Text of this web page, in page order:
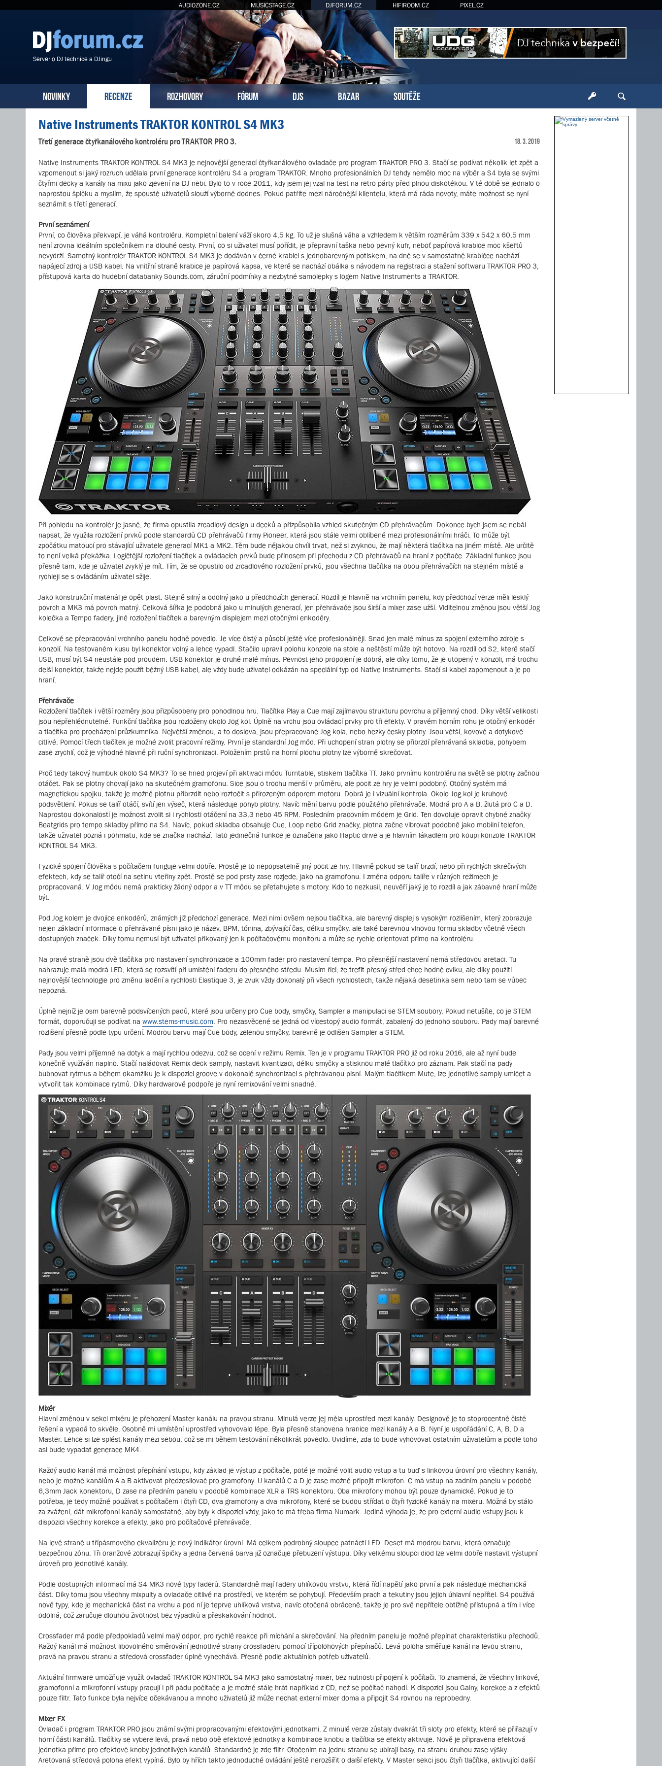
AUDIOZONE.CZ MUSICSTAGE.CZ DJFORUM.CZ HIFIROOM.CZ PIXEL.CZ
Server o DJ technice a DJingu
NOVINKY RECENZE ROZHOVORY FÓRUM DJS BAZAR SOUTĚŽE
Native Instruments TRAKTOR KONTROL S4 MK3
Třetí generace čtyřkanálového kontroléru pro TRAKTOR PRO 3. 18. 3. 2019
Native Instruments TRAKTOR KONTROL S4 MK3 je nejnovější generací čtyřkanálového ovladače pro program TRAKTOR PRO 3. Stačí se podívat několik let zpět a
vzpomenout si jaký rozruch udělala první generace kontroléru S4 a program TRAKTOR. Mnoho profesionálních DJ tehdy nemělo moc na výběr a S4 byla se svými
čtyřmi decky a kanály na mixu jako zjevení na DJ nebi. Bylo to v roce 2011, kdy jsem jej vzal na test na retro párty před plnou diskotékou. V té době se jednalo o
naprostou špičku a myslím, že spoustě uživatelů slouží výborně dodnes. Pokud patříte mezi náročnější klientelu, která má ráda novoty, máte možnost se nyní
seznámit s třetí generací.
První seznámení
První, co člověka překvapí, je váhá kontroléru. Kompletní balení váží skoro 4,5 kg. To už je slušná váha a vzhledem k větším rozměrům 339 x 542 x 60,5 mm
není zrovna ideálním společníkem na dlouhé cesty. První, co si uživatel musí pořídit, je přepravní taška nebo pevný kufr, neboť papírová krabice moc kšeftů
nevydrží. Samotný kontrolér TRAKTOR KONTROL S4 MK3 je dodáván v černé krabici s jednobarevným potiskem, na dně se v samostatné krabičce nachází
napájecí zdroj a USB kabel. Na vnitřní straně krabice je papírová kapsa, ve které se nachází obálka s návodem na registraci a stažení softwaru TRAKTOR PRO 3,
přístupová karta do hudební databanky Sounds.com, záruční podmínky a nezbytné samolepky s logem Native Instruments a TRAKTOR.
Při pohledu na kontrolér je jasné, že firma opustila zrcadlový design u decků a přizpůsobila vzhled skutečným CD přehrávačům. Dokonce bych jsem se nebál
napsat, že využila rozložení prvků podle standardů CD přehrávačů firmy Pioneer, která jsou stále velmi oblíbené mezi profesionálními hráči. To může být
zpočátku matoucí pro stávající uživatele generací MK1 a MK2. Těm bude nějakou chvíli trvat, než si zvyknou, že mají některá tlačítka na jiném místě. Ale určitě
to není velká překážka. Logičtější rozložení tlačítek a ovládacích prvků bude přínosem při přechodu z CD přehrávačů na hraní z počítače. Základní funkce jsou
přesně tam, kde je uživatel zvyklý je mít. Tím, že se opustilo od zrcadlového rozložení prvků, jsou všechna tlačítka na obou přehrávačích na stejném místě a
rychleji se s ovládáním uživatel sžije.
Jako konstrukční materiál je opět plast. Stejně silný a odolný jako u předchozích generací. Rozdíl je hlavně na vrchním panelu, kdy předchozí verze měli lesklý
povrch a MK3 má povrch matný. Celková šířka je podobná jako u minulých generací, jen přehrávače jsou širší a mixer zase užší. Viditelnou změnou jsou větší Jog
kolečka a Tempo fadery, jiné rozložení tlačítek a barevným displejem mezi otočnými enkodéry.
Celkově se přepracování vrchního panelu hodně povedlo. Je více čistý a působí ještě více profesionálněji. Snad jen malé mínus za spojení externího zdroje s
konzolí. Na testovaném kusu byl konektor volný a lehce vypadl. Stačilo upravil polohu konzole na stole a neštěstí může být hotovo. Na rozdíl od S2, které stačí
USB, musí být S4 neustále pod proudem. USB konektor je druhé malé mínus. Pevnost jeho propojení je dobrá, ale díky tomu, že je utopený v konzoli, má trochu
delší konektor, takže nejde použít běžný USB kabel, ale vždy bude uživatel odkázán na speciální typ od Native Instruments. Stačí si kabel zapomenout a je po
hraní.
Přehrávače
Rozložení tlačítek i větší rozměry jsou přizpůsobeny pro pohodlnou hru. Tlačítka Play a Cue mají zajímavou strukturu povrchu a příjemný chod. Díky větší velikosti
jsou nepřehlédnutelné. Funkční tlačítka jsou rozloženy okolo Jog kol. Úplně na vrchu jsou ovládací prvky pro tři efekty. V pravém horním rohu je otočný enkodér
a tlačítka pro procházení průzkumníka. Největší změnou, a to doslova, jsou přepracované Jog kola, nebo hezky česky plotny. Jsou větší, kovové a dotykově
citlivé. Pomocí třech tlačítek je možné zvolit pracovní režimy. První je standardní Jog mód. Při uchopení stran plotny se přibrzdí přehrávaná skladba, pohybem
zase zrychlí, což je výhodné hlavně při ruční synchronizaci. Položením prstů na horní plochu plotny lze výborně skrečovat.
Proč tedy takový humbuk okolo S4 MK3? To se hned projeví při aktivaci módu Turntable, stiskem tlačítka TT. Jako prvnímu kontroléru na světě se plotny začnou
otáčet. Pak se plotny chovají jako na skutečném gramofonu. Sice jsou o trochu menší v průměru, ale pocit ze hry je velmi podobný. Otočný systém má
magnetickou spojku, takže je možné plotnu přibrzdit nebo roztočit s přirozeným odporem motoru. Dobrá je i vizuální kontrola. Okolo Jog kol je kruhové
podsvětlení. Pokus se talíř otáčí, svítí jen výseč, která následuje pohyb plotny. Navíc mění barvu podle použitého přehrávače. Modrá pro A a B, žlutá pro C a D.
Naprostou dokonalostí je možnost zvolit si i rychlosti otáčení na 33,3 nebo 45 RPM. Posledním pracovním módem je Grid. Ten dovoluje opravit chybné značky
Beatgrids pro tempo skladby přímo na S4. Navíc, pokud skladba obsahuje Cue, Loop nebo Grid značky, plotna začne vibrovat podobně jako mobilní telefon,
takže uživatel pozná i pohmatu, kde se značka nachází. Tato jedinečná funkce je označena jako Haptic drive a je hlavním lákadlem pro koupi konzole TRAKTOR
KONTROL S4 MK3.
Fyzické spojení člověka s počítačem funguje velmi dobře. Prostě je to nepopsatelně jiný pocit ze hry. Hlavně pokud se talíř brzdí, nebo při rychlých skrečivých
efektech, kdy se talíř otočí na setinu vteřiny zpět. Prostě se pod prsty zase rozjede, jako na gramofonu. I změna odporu talíře v různých režimech je
propracovaná. V Jog módu nemá prakticky žádný odpor a v TT módu se přetahujete s motory. Kdo to nezkusil, neuvěří jaký je to rozdíl a jak zábavné hraní může
být.
Pod Jog kolem je dvojice enkodérů, známých již předchozí generace. Mezi nimi ovšem nejsou tlačítka, ale barevný displej s vysokým rozlišením, který zobrazuje
nejen základní informace o přehrávané písni jako je název, BPM, tónina, zbývající čas, délku smyčky, ale také barevnou vlnovou formu skladby včetně všech
dostupných značek. Díky tomu nemusí být uživatel přikovaný jen k počítačovému monitoru a může se rychle orientovat přímo na kontroléru.
Na pravé straně jsou dvě tlačítka pro nastavení synchronizace a 100mm fader pro nastavení tempa. Pro přesnější nastavení nemá středovou aretaci. Tu
nahrazuje malá modrá LED, která se rozsvítí při umístění faderu do přesného středu. Musím říci, že trefit přesný střed chce hodně cviku, ale díky použití
nejnovější technologie pro změnu ladění a rychlosti Elastique 3, je zvuk vždy dokonalý při všech rychlostech, takže nějaká desetinka sem nebo tam se vůbec
nepozná.
Úplně nejníž je osm barevně podsvícených padů, které jsou určeny pro Cue body, smyčky, Sampler a manipulaci se STEM soubory. Pokud netušíte, co je STEM
formát, doporučuji se podívat na www.stems-music.com . Pro nezasvěcené se jedná od vícestopý audio formát, zabalený do jednoho souboru. Pady mají barevné
rozlišení přesně podle typu určení. Modrou barvu mají Cue body, zelenou smyčky, barevně je odlišen Sampler a STEM.
Pady jsou velmi příjemné na dotyk a mají rychlou odezvu, což se ocení v režimu Remix. Ten je v programu TRAKTOR PRO již od roku 2016, ale až nyní bude
konečně využíván naplno. Stačí naládovat Remix deck samply, nastavit kvantizaci, délku smyčky a stisknou malé tlačítko pro záznam. Pak stačí na pady
bubnovat rytmus a během okamžiku je k dispozici groove v dokonalé synchronizaci s přehrávanou písní. Malým tlačítkem Mute, lze jednotlivé samply umlčet a
vytvořit tak kombinace rytmů. Díky hardwarové podpoře je nyní remixování velmi snadné.
Mixér
Hlavní změnou v sekci mixéru je přehození Master kanálu na pravou stranu. Minulá verze jej měla uprostřed mezi kanály. Designově je to stoprocentně čisté
řešení a vypadá to skvěle. Osobně mi umístění uprostřed vyhovovalo lépe. Byla přesně stanovena hranice mezi kanály A a B. Nyní je uspořádání C, A, B, D a
Master. Lehce si lze splést kanály mezi sebou, což se mi během testování několikrát povedlo. Uvidíme, zda to bude vyhovovat ostatním uživatelům a podle toho
asi bude vypadat generace MK4.
Každý audio kanál má možnost přepínání vstupu, kdy základ je výstup z počítače, poté je možné volit audio vstup a tu buď s linkovou úrovní pro všechny kanály,
nebo je možné kanálům A a B aktivovat předzesilovač pro gramofony. U kanálů C a D je zase možné připojit mikrofon. C má vstup na zadním panelu v podobě
6,3mm Jack konektoru, D zase na předním panelu v podobě kombinace XLR a TRS konektoru. Oba mikrofony mohou být pouze dynamické. Pokud je to
potřeba, je tedy možné používat s počítačem i čtyři CD, dva gramofony a dva mikrofony, které se budou střídat o čtyři fyzické kanály na mixeru. Možná by stálo
za zvážení, dát mikrofonní kanály samostatně, aby byly k dispozici vždy, jako to má třeba firma Numark. Jediná výhoda je, že pro externí audio vstupy jsou k
dispozici všechny korekce a efekty, jako pro počítačové přehrávače.
Na levé straně u třípásmového ekvalizéru je nový indikátor úrovní. Má celkem podrobný sloupec patnácti LED. Deset má modrou barvu, která označuje
bezpečnou zónu. Tři oranžové zobrazují špičky a jedna červená barva již označuje přebuzení výstupu. Díky velkému sloupci diod lze velmi dobře nastavit výstupní
úroveň pro jednotlivé kanály.
Podle dostupných informací má S4 MK3 nové typy faderů. Standardně mají fadery uhlíkovou vrstvu, která řídí napětí jako první a pak následuje mechanická
část. Díky tomu jsou všechny mixpulty a ovladače citlivé na prostředí, ve kterém se pohybují. Především prach a tekutiny jsou jejich úhlavní nepřítel. S4 používá
nové typy, kde je mechanická část na vrchu a pod ní je teprve uhlíková vrstva, navíc otočená obráceně, takže je pro své nepřítele obtížně přístupná a tím i více
odolná, což zaručuje dlouhou životnost bez výpadků a přeskakování hodnot.
Crossfader má podle předpokladů velmi malý odpor, pro rychlé reakce při míchání a skrečování. Na předním panelu je možné přepínat charakteristiku přechodů.
Každý kanál má možnost libovolného směrování jednotlivé strany crossfaderu pomocí třípolohových přepínačů. Levá poloha směřuje kanál na levou stranu,
pravá na pravou stranu a středová crossfader úplně vynechává. Přesně podle aktuálních potřeb uživatelů.
Aktuální firmware umožňuje využít ovladač TRAKTOR KONTROL S4 MK3 jako samostatný mixer, bez nutnosti připojení k počítači. To znamená, že všechny linkové,
gramofonní a mikrofonní vstupy pracují i při pádu počítače a je možné stále hrát například z CD, než se počítač nahodí. K dispozici jsou Gainy, korekce a z efektů
pouze filtr. Tato funkce byla nejvíce očekávanou a mnoho uživatelů již může nechat externí mixer doma a připojit S4 rovnou na reprobedny.
Mixer FX
Ovladač i program TRAKTOR PRO jsou známí svými propracovanými efektovými jednotkami. Z minulé verze zůstaly dvakrát tři sloty pro efekty, které se přiřazují v
horní části kanálů. Tlačítky se vybere levá, pravá nebo obě efektové jednotky a kombinace knobu a tlačítka se efekty aktivuje. Nově je připravena efektová
jednotka přímo pro efektové knoby jednotlivých kanálů. Standardně je zde filtr. Otočením na jednu stranu se ubírají basy, na stranu druhou zase výšky.
Aretovaná středová poloha efekt vypíná. Bylo by hřích takto jednoduché ovládání ještě nerozšířit o další efekty. V Master sekci jsou čtyři tlačítka, aktivující další